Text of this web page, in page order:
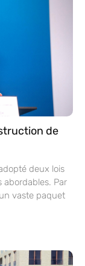
de
deux lois
abordables. Par
vaste paquet